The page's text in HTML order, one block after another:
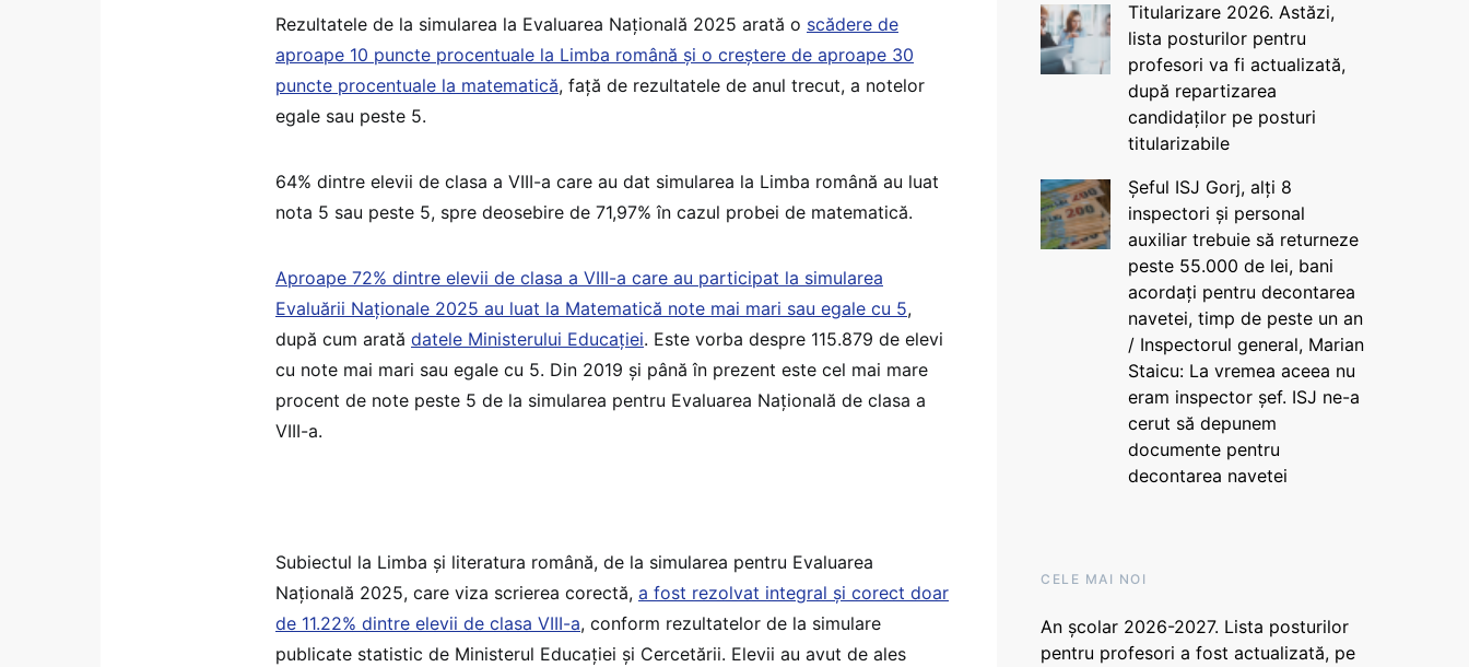
Rezultatele de la simularea la Evaluarea Națională 2025 arată o scădere de
aproape 10 puncte procentuale la Limba română și o creștere de aproape 30
puncte procentuale la matematică, față de rezultatele de anul trecut, a notelor
egale sau peste 5.
64% dintre elevii de clasa a VIII-a care au dat simularea la Limba română au luat
nota 5 sau peste 5, spre deosebire de 71,97% în cazul probei de matematică.
Aproape 72% dintre elevii de clasa a VIII-a care au participat la simularea
Evaluării Naționale 2025 au luat la Matematică note mai mari sau egale cu 5,
după cum arată datele Ministerului Educației. Este vorba despre 115.879 de elevi
cu note mai mari sau egale cu 5. Din 2019 și până în prezent este cel mai mare
procent de note peste 5 de la simularea pentru Evaluarea Națională de clasa a
VIII-a.
Subiectul la Limba și literatura română, de la simularea pentru Evaluarea
Națională 2025, care viza scrierea corectă, a fost rezolvat integral și corect doar
de 11.22% dintre elevii de clasa VIII-a, conform rezultatelor de la simulare
publicate statistic de Ministerul Educației și Cercetării. Elevii au avut de ales
Titularizare 2026. Astăzi,
lista posturilor pentru
profesori va fi actualizată,
după repartizarea
candidaților pe posturi
titularizabile
Șeful ISJ Gorj, alți 8
inspectori și personal
auxiliar trebuie să returneze
peste 55.000 de lei, bani
acordați pentru decontarea
navetei, timp de peste un an
/ Inspectorul general, Marian
Staicu: La vremea aceea nu
eram inspector șef. ISJ ne-a
cerut să depunem
documente pentru
decontarea navetei
CELE MAI NOI
An școlar 2026-2027. Lista posturilor
pentru profesori a fost actualizată, pe